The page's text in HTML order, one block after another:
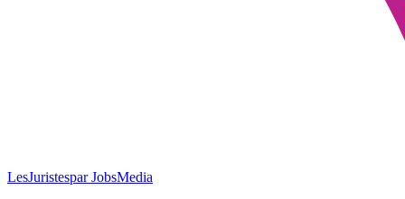
LesJuristespar JobsMedia